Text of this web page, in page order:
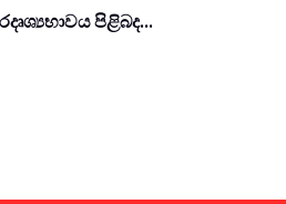
පිළිබද…